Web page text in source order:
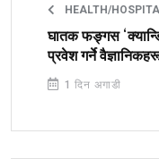
HEALTH/
घातक फङ्गस
प्रवेश गर्ने
1 दिन अगाडी